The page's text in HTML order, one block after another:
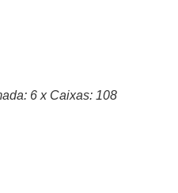
6 x Caixas: 108